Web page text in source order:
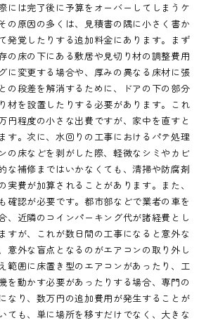
には完了後に予算をオーバーしてしまうケ
の原因の多くは、見積書の隅に小さく書か
発覚したりする追加料金にあります。まず
の床の下にある敷居や見切り材の調整費用
に変更する場合や、厚みの異なる床材に張
の段差を解消するために、ドアの下の部分
材を設置したりする必要があります。これ
円程度の小さな出費ですが、家中を直すと
す。次に、水回りの工事におけるパテ処理
の床などを剥がした際、軽微なシミやカビ
な補修まではいかなくても、清掃や防腐剤
実費が加算されることがあります。また、
確認が必要です。都市部などで業者の車を
、近隣のコインパーキング代が諸経費とし
すが、これが数日間の工事になると意外な
意外な盲点となるのがエアコンの取り外し
範囲に床置き型のエアコンがあったり、工
を動かす必要があったりする場合、専門の
なり、数万円の追加費用が発生することが
ても、単に場所を移すだけでなく、大きな